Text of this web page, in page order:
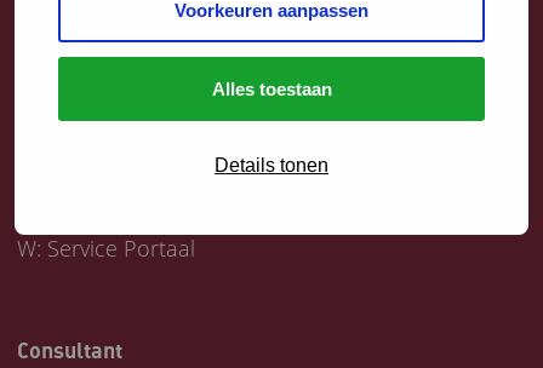
Voorkeuren aanpassen
Alles toestaan
Details tonen
W: Service Portaal
Consultant